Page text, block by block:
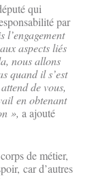
qui
par
l’engagement
aspects liés
nous allons
quand il s’est
de vous,
en obtenant
», a ajouté
de métier,
car d’autres